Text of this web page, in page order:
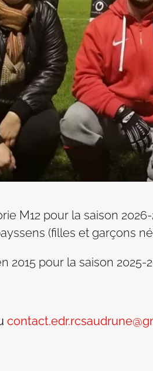
M12 pour la saison
(filles et garçons
2015 pour la saison